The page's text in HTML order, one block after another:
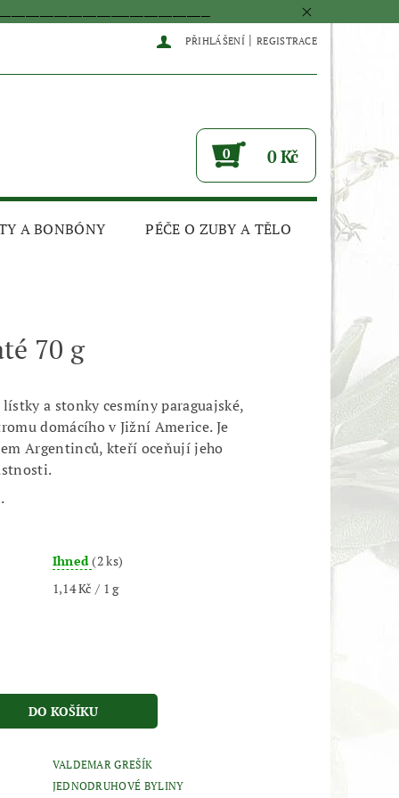
PŘIHLÁŠENÍ | REGISTRACE
0 0 Kč
A BONBÓNY PÉČE O ZUBY A TĚLO
70 g
a stonky cesmíny paraguajské,
domácího v Jižní Americe. Je
Argentinců, kteří oceňují jeho
Ihned(2 ks)
1,14 Kč / 1 g
VALDEMAR GREŠÍK
JEDNODRUHOVÉ BYLINY